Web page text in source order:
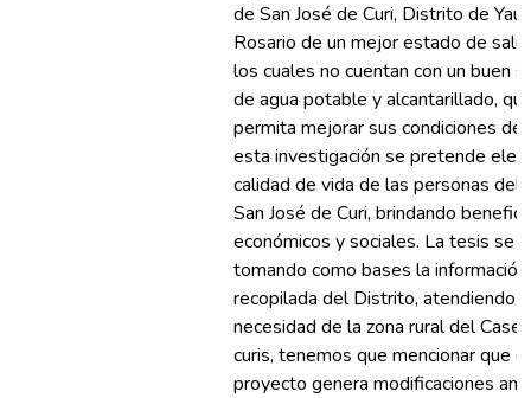
de San José de Curi, Distrito de
Rosario de un mejor estado de
los cuales no cuentan con un buen
de agua potable y alcantarillado,
permita mejorar sus condiciones de
esta investigación se pretende
calidad de vida de las personas del
San José de Curi, brindando
económicos y sociales. La tesis se
tomando como bases la información
recopilada del Distrito, atendiendo
necesidad de la zona rural del
curis, tenemos que mencionar que
proyecto genera modificaciones